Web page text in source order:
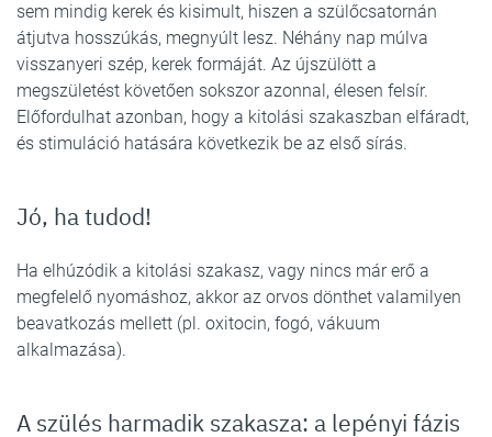
sem mindig kerek és kisimult, hiszen a szülőcsatornán
átjutva hosszúkás, megnyúlt lesz. Néhány nap múlva
visszanyeri szép, kerek formáját. Az újszülött a
megszületést követően sokszor azonnal, élesen felsír.
Előfordulhat azonban, hogy a kitolási szakaszban elfáradt,
és stimuláció hatására következik be az első sírás.
Jó, ha tudod!
Ha elhúzódik a kitolási szakasz, vagy nincs már erő a
megfelelő nyomáshoz, akkor az orvos dönthet valamilyen
beavatkozás mellett (pl. oxitocin, fogó, vákuum
alkalmazása).
A szülés harmadik szakasza: a lepényi fázis